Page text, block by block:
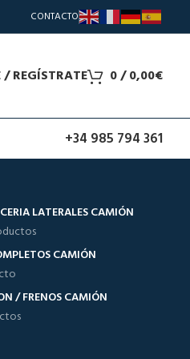
CONTACTO
/ REGÍSTRATE 0/0,00€
+34 985 794 361
LATERALES CAMIÓN
CAMIÓN
/ FRENOS CAMIÓN